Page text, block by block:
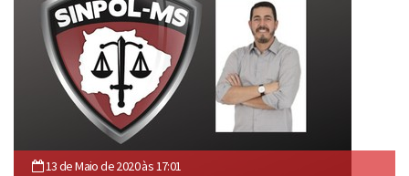
13 de Maio de 2020 às 17:01